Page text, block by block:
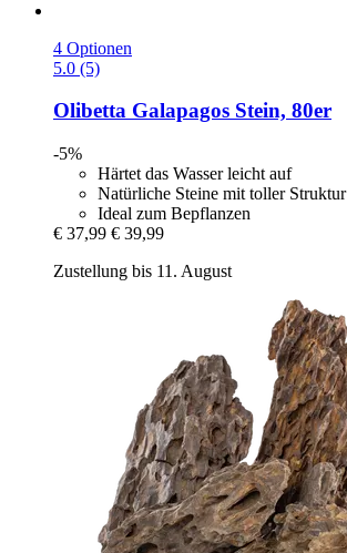
4 Optionen
5.0 (5)
Olibetta Galapagos Stein, 80er
-5%
Härtet das Wasser leicht auf
Natürliche Steine mit toller Struktur
Ideal zum Bepflanzen
€ 37,99 € 39,99
Zustellung bis 11. August